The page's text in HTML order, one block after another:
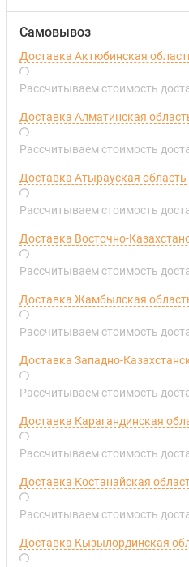
Самовывоз
Доставка Актюбинская
Рассчитываем стоимость
Доставка Алматинская
Рассчитываем стоимость
Доставка Атырауская область
Рассчитываем стоимость
Доставка Восточно-
Рассчитываем стоимость
Доставка Жамбылская
Рассчитываем стоимость
Доставка Западно-
Рассчитываем стоимость
Доставка Карагандинская
Рассчитываем стоимость
Доставка Костанайская
Рассчитываем стоимость
Доставка Кызылординская